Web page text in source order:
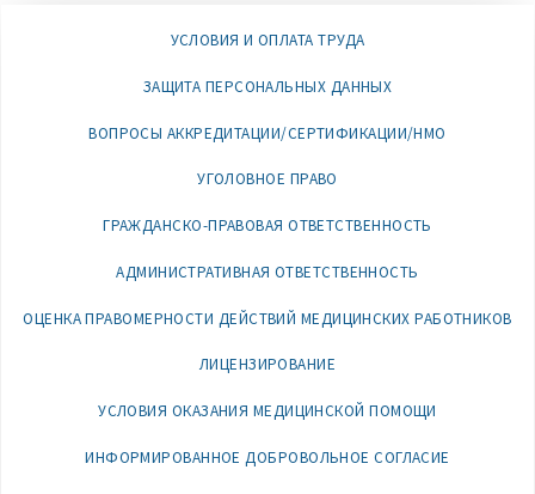
УСЛОВИЯ И ОПЛАТА ТРУДА
ЗАЩИТА ПЕРСОНАЛЬНЫХ ДАННЫХ
ВОПРОСЫ АККРЕДИТАЦИИ/СЕРТИФИКАЦИИ/НМО
УГОЛОВНОЕ ПРАВО
ГРАЖДАНСКО-ПРАВОВАЯ ОТВЕТСТВЕННОСТЬ
АДМИНИСТРАТИВНАЯ ОТВЕТСТВЕННОСТЬ
ОЦЕНКА ПРАВОМЕРНОСТИ ДЕЙСТВИЙ МЕДИЦИНСКИХ РАБОТНИКОВ
ЛИЦЕНЗИРОВАНИЕ
УСЛОВИЯ ОКАЗАНИЯ МЕДИЦИНСКОЙ ПОМОЩИ
ИНФОРМИРОВАННОЕ ДОБРОВОЛЬНОЕ СОГЛАСИЕ